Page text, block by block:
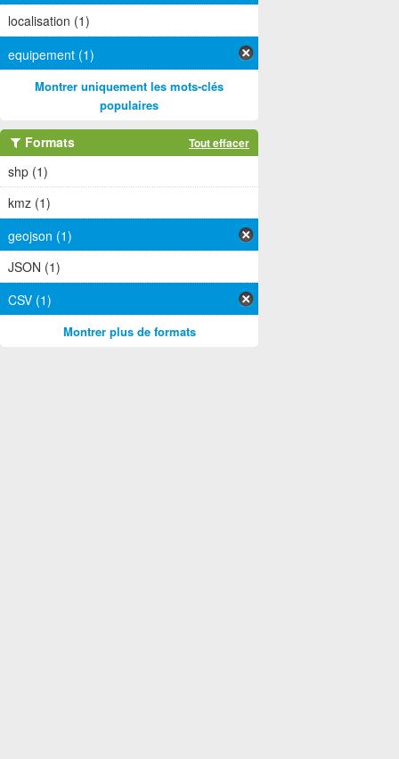
localisation (1)
equipement (1)
Montrer uniquement les mots-clés
populaires
Formats Tout effacer
shp (1)
kmz (1)
geojson (1)
JSON (1)
CSV (1)
Montrer plus de formats